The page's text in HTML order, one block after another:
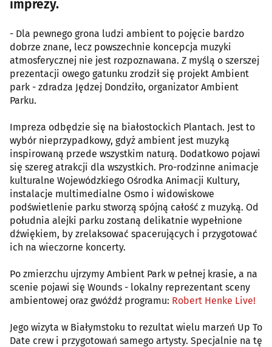
imprezy.
- Dla pewnego grona ludzi ambient to pojęcie bardzo
dobrze znane, lecz powszechnie koncepcja muzyki
atmosferycznej nie jest rozpoznawana. Z myślą o szerszej
prezentacji owego gatunku zrodził się projekt Ambient
park - zdradza Jędzej Dondziło, organizator Ambient
Parku.
Impreza odbędzie się na białostockich Plantach. Jest to
wybór nieprzypadkowy, gdyż ambient jest muzyką
inspirowaną przede wszystkim naturą. Dodatkowo pojawi
się szereg atrakcji dla wszystkich. Pro-rodzinne animacje
kulturalne Wojewódzkiego Ośrodka Animacji Kultury,
instalacje multimedialne Osmo i widowiskowe
podświetlenie parku stworzą spójną całość z muzyką. Od
południa alejki parku zostaną delikatnie wypełnione
dźwiękiem, by zrelaksować spacerujących i przygotować
ich na wieczorne koncerty.
Po zmierzchu ujrzymy Ambient Park w pełnej krasie, a na
scenie pojawi się Wounds - lokalny reprezentant sceny
ambientowej oraz gwóźdź programu: Robert Henke Live!
Jego wizyta w Białymstoku to rezultat wielu marzeń Up To
Date crew i przygotowań samego artysty. Specjalnie na tę